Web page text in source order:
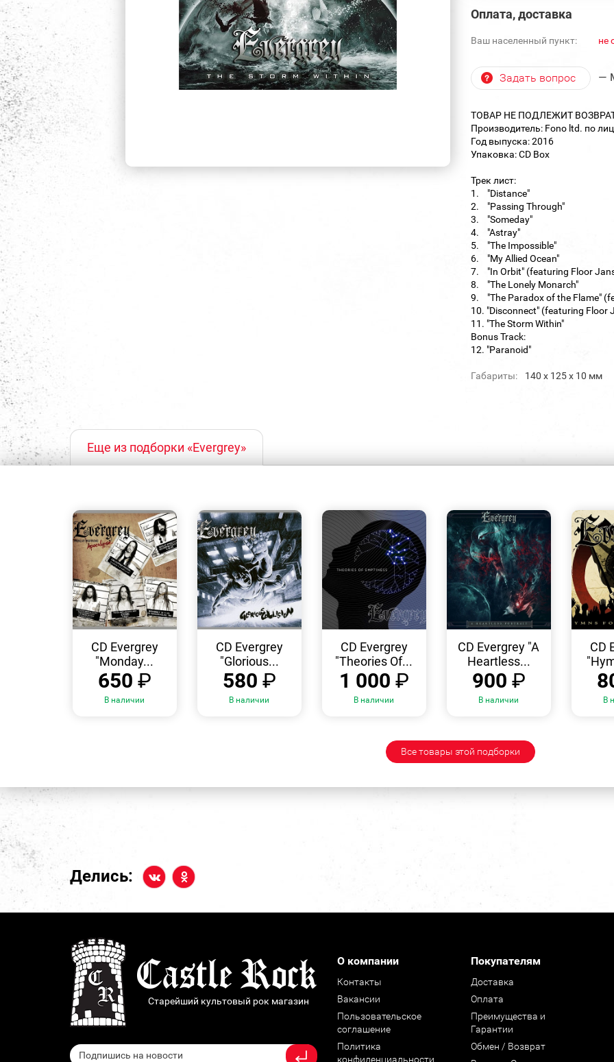
Оплата, доставка
Ваш населенный пункт: не
Задать вопрос —
ТОВАР НЕ ПОДЛЕЖИТ
Производитель: Fono ltd. по
Год выпуска: 2016
Упаковка: CD Box
Трек лист:
1. "Distance"
2. "Passing Through"
3. "Someday"
4. "Astray"
5. "The Impossible"
6. "My Allied Ocean"
7. "In Orbit" (featuring Floor
8. "The Lonely Monarch"
9. "The Paradox of the Flame"
10. "Disconnect" (featuring Floor
11. "The Storm Within"
Bonus Track:
12. "Paranoid"
Габариты: 140 х 125 х 10 мм
Еще из подборки «Evergrey»
ПРОСМОТР
CD Evergrey
"Monday...
650 ₽
В наличии
ПРОСМОТР
CD Evergrey
"Glorious...
580 ₽
В наличии
ПРОСМОТР
CD Evergrey
"Theories Of...
1 000 ₽
В наличии
ПРОСМОТР
CD Evergrey "A
Heartless...
900 ₽
В наличии
CD
В
Все товары этой подборки
Делись:
Старейший культовый рок магазин
О компании
Контакты
Вакансии
Пользовательское
соглашение
Политика
конфиденциальности
Покупателям
Доставка
Оплата
Преимущества и
Гарантии
Обмен / Возврат